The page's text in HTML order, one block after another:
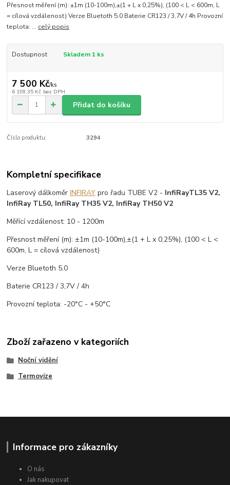
Přesnost měření (m): ±1m (10-100m),±(1 + L x 0,25%), (100 < L < 600m, L
= cílová vzdálenost) Verze Bluetoth 5.0 Baterie CR123 / 3,7V / 4h Provozní
teplota: ... celý popis
Dostupnost Skladem 1 ks
7 500 Kč/ks
6 198,35 Kč bez DPH
Přidat do košíku
Číslo produktu: 3294
Kompletní specifikace
Laserový dálkoměrINFIRAY pro řadu TUBE V2 - InfiRayTL35 V2,
InfiRay TL50, InfiRay TH35 V2, InfiRay TH50 V2
Měřící vzdálenost: 10 - 1200m
Přesnost měření (m): ±1m (10-100m),±(1 + L x 0,25%), (100 < L <
600m, L = cílová vzdálenost)
Verze Bluetoth 5.0
Baterie CR123 / 3,7V / 4h
Provozní teplota: -20°C - +50°C
Zboží zařazeno v kategoriích
Noční vidění
Termovize
Informace pro zákazníky
O nás
Jak nakupovat